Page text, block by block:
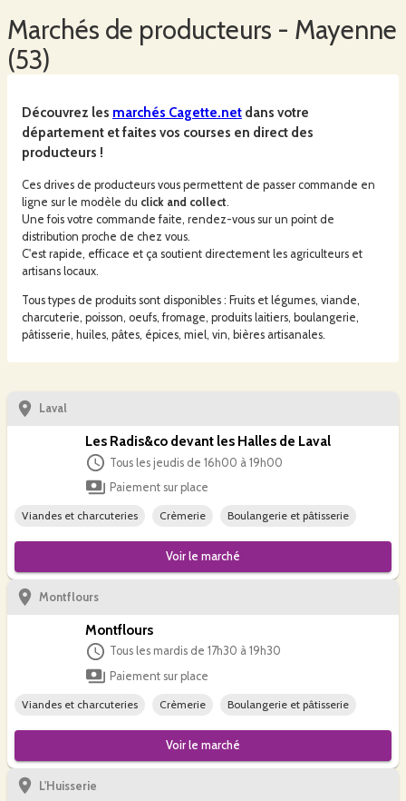
Marchés de producteurs - Mayenne
(53)
Découvrez les marchés Cagette.net dans votre
département et faites vos courses en direct des
producteurs !
Ces drives de producteurs vous permettent de passer commande en
ligne sur le modèle du click and collect.
Une fois votre commande faite, rendez-vous sur un point de
distribution proche de chez vous.
C'est rapide, efficace et ça soutient directement les agriculteurs et
artisans locaux.
Tous types de produits sont disponibles : Fruits et légumes, viande,
charcuterie, poisson, oeufs, fromage, produits laitiers, boulangerie,
pâtisserie, huiles, pâtes, épices, miel, vin, bières artisanales.
Laval
Les Radis&co devant les Halles de Laval
Tous les jeudis de 16h00 à 19h00
Paiement sur place
Viandes et charcuteries Crèmerie Boulangerie et pâtisserie
Voir le marché
Montflours
Montflours
Tous les mardis de 17h30 à 19h30
Paiement sur place
Viandes et charcuteries Crèmerie Boulangerie et pâtisserie
Voir le marché
L'Huisserie